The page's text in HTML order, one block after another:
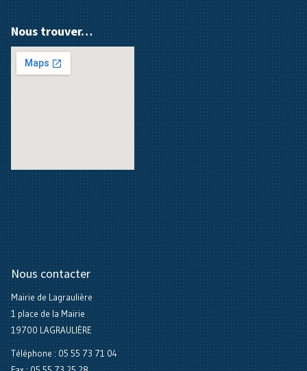
Nous trouver…
Nous contacter
Mairie de Lagraulière
1 place de la Mairie
19700 LAGRAULIÈRE
Téléphone : 05 55 73 71 04